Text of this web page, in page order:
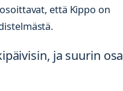
että Kippo on
ja suurin osa